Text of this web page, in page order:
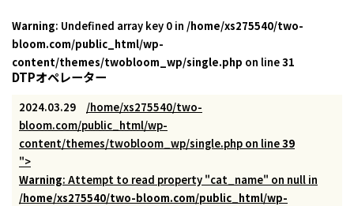
Warning: Undefined array key 0 in /home/xs275540/two-
bloom.com/public_html/wp-
content/themes/twobloom_wp/single.php on line31
DTPオペレーター
2024.03.29 /home/xs275540/two-
bloom.com/public_html/wp-
content/themes/twobloom_wp/single.php on line39
">
Warning: Attempt to read property "cat_name" on null in
/home/xs275540/two-bloom.com/public_html/wp-